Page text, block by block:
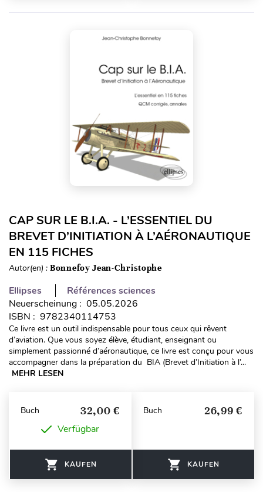
CAP SUR LE B.I.A. - L’ESSENTIEL DU
BREVET D’INITIATION À L’AÉRONAUTIQUE
EN 115 FICHES
Autor(en) : Bonnefoy Jean-Christophe
Ellipses
Références sciences
Neuerscheinung : 05.05.2026
ISBN : 9782340114753
Ce livre est un outil indispensable pour tous ceux qui rêvent
d’aviation. Que vous soyez élève, étudiant, enseignant ou
simplement passionné d’aéronautique, ce livre est conçu pour vous
accompagner dans la préparation du BIA (Brevet d’Initiation à l’...
MEHR LESEN
Buch 32,00 €
Verfügbar
KAUFEN
Buch 26,99 €
KAUFEN